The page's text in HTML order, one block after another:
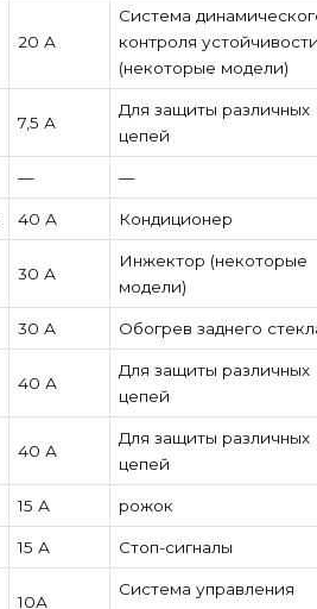
20 А
Система
контроля
(некоторые модели)
7,5 А
Для защиты различных
цепей
— —
40 А Кондиционер
30 А
Инжектор (некоторые
модели)
30 А Обогрев заднего
40 А
Для защиты различных
цепей
40 А
Для защиты различных
цепей
15 А рожок
15 А Стоп-сигналы
10А
Система управления